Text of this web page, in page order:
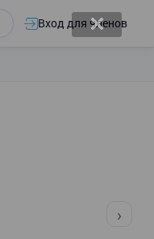
Вход для членов
›